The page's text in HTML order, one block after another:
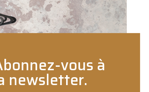
vous à
newsletter.